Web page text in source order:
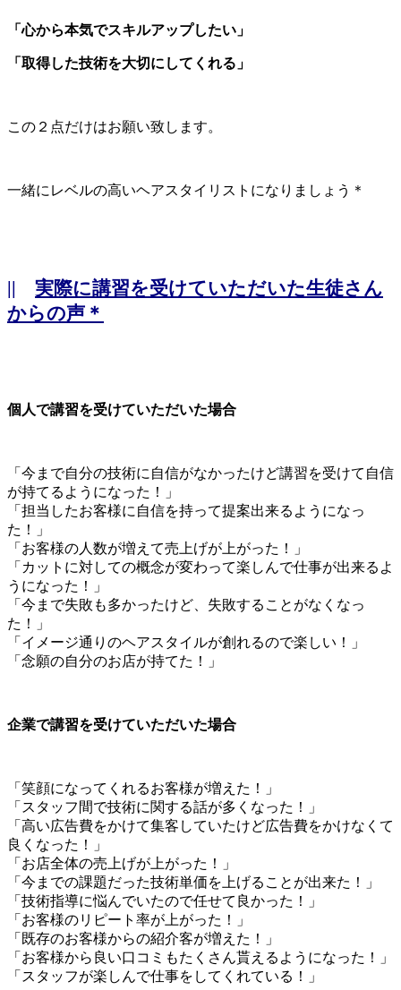
「心から本気でスキルアップしたい」
「取得した技術を大切にしてくれる」
この２点だけはお願い致します。
一緒にレベルの高いヘアスタイリストになりましょう＊
|| 実際に講習を受けていただいた生徒さん
からの声＊
個人で講習を受けていただいた場合
「今まで自分の技術に自信がなかったけど講習を受けて自信
が持てるようになった！」
「担当したお客様に自信を持って提案出来るようになっ
た！」
「お客様の人数が増えて売上げが上がった！」
「カットに対しての概念が変わって楽しんで仕事が出来るよ
うになった！」
「今まで失敗も多かったけど、失敗することがなくなっ
た！」
「イメージ通りのヘアスタイルが創れるので楽しい！」
「念願の自分のお店が持てた！」
企業で講習を受けていただいた場合
「笑顔になってくれるお客様が増えた！」
「スタッフ間で技術に関する話が多くなった！」
「高い広告費をかけて集客していたけど広告費をかけなくて
良くなった！」
「お店全体の売上げが上がった！」
「今までの課題だった技術単価を上げることが出来た！」
「技術指導に悩んでいたので任せて良かった！」
「お客様のリピート率が上がった！」
「既存のお客様からの紹介客が増えた！」
「お客様から良い口コミもたくさん貰えるようになった！」
「スタッフが楽しんで仕事をしてくれている！」